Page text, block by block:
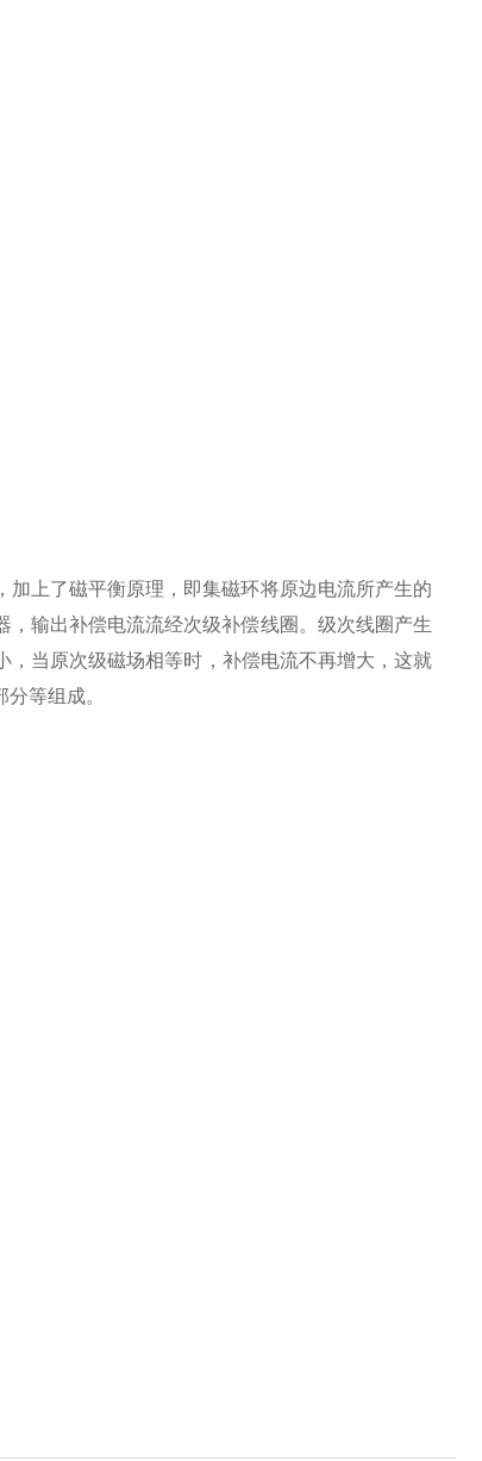
上了磁平衡原理，即集磁环将原边电流所产生的
输出补偿电流流经次级补偿线圈。级次线圈产生
当原次级磁场相等时，补偿电流不再增大，这就
等组成。